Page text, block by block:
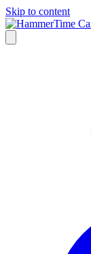
Skip to content